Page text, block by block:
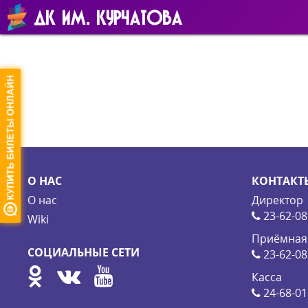
ДК ИМ. КУРЧАТОВА
О НАС
О нас
Wiki
СОЦИАЛЬНЫЕ СЕТИ
Директор
23-62-08
Приёмная
23-62-08
Касса
24-68-01